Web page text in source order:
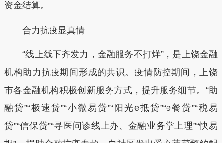
资金结算。
合力抗疫显真情
“线上线下齐发力，金融服务不打烊”，是上饶金融
机构助力抗疫期间形成的共识。疫情防控期间，上饶
市各金融机构积极创新服务方式，提升服务细节。“助
融贷”“极速贷”“小微易贷”“阳光e抵贷”“e餐贷”“税易
贷”“信保贷”“寻医问诊线上办、金融业务掌上理”“快易